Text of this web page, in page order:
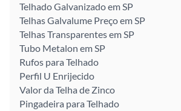
Telhado Galvanizado em SP
Telhas Galvalume Preço em SP
Telhas Transparentes em SP
Tubo Metalon em SP
Rufos para Telhado
Perfil U Enrijecido
Valor da Telha de Zinco
Pingadeira para Telhado